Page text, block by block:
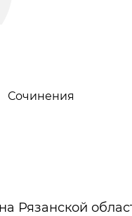
Сочинения
Рязанской